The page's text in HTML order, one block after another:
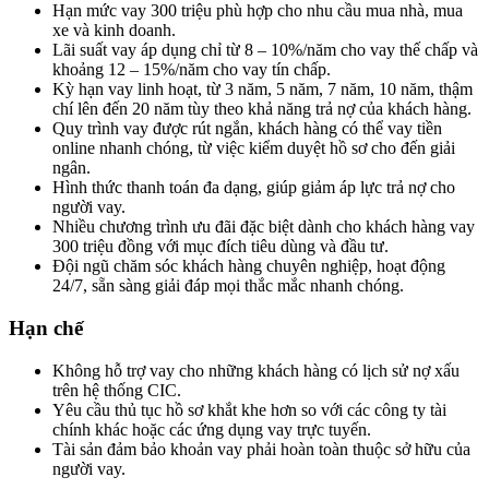
Hạn mức vay 300 triệu phù hợp cho nhu cầu mua nhà, mua
xe và kinh doanh.
Lãi suất vay áp dụng chỉ từ 8 – 10%/năm cho vay thế chấp và
khoảng 12 – 15%/năm cho vay tín chấp.
Kỳ hạn vay linh hoạt, từ 3 năm, 5 năm, 7 năm, 10 năm, thậm
chí lên đến 20 năm tùy theo khả năng trả nợ của khách hàng.
Quy trình vay được rút ngắn, khách hàng có thể vay tiền
online nhanh chóng, từ việc kiểm duyệt hồ sơ cho đến giải
ngân.
Hình thức thanh toán đa dạng, giúp giảm áp lực trả nợ cho
người vay.
Nhiều chương trình ưu đãi đặc biệt dành cho khách hàng vay
300 triệu đồng với mục đích tiêu dùng và đầu tư.
Đội ngũ chăm sóc khách hàng chuyên nghiệp, hoạt động
24/7, sẵn sàng giải đáp mọi thắc mắc nhanh chóng.
Hạn chế
Không hỗ trợ vay cho những khách hàng có lịch sử nợ xấu
trên hệ thống CIC.
Yêu cầu thủ tục hồ sơ khắt khe hơn so với các công ty tài
chính khác hoặc các ứng dụng vay trực tuyến.
Tài sản đảm bảo khoản vay phải hoàn toàn thuộc sở hữu của
người vay.